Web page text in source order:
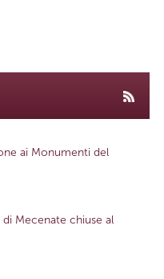
ai Monumenti del
Mecenate chiuse al